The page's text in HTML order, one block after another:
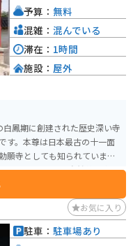
鳳期に創建された歴史深い寺
す。本尊は日本最古の十一面
願寺としても知られていま
心穏やかな時間を過ごすこと
求めるバイクツーリングの途
が有名なお寺でその時期にな
町並みがあり散策するのも
予算： 無料
混雑： 混んでいる
滞在： 1時間
施設： 屋外
お気に入り
駐車： 駐車場あり